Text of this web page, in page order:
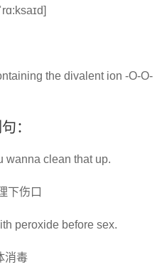
the divalent ion -O-O-
：
wanna clean that up.
下伤口
peroxide before sex.
消毒